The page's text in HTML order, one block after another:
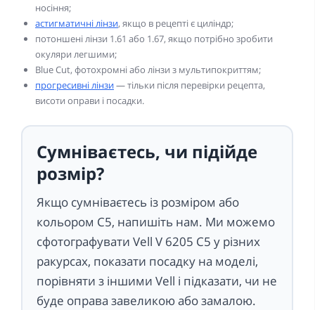
носіння;
астигматичні лінзи, якщо в рецепті є циліндр;
потоншені лінзи 1.61 або 1.67, якщо потрібно зробити
окуляри легшими;
Blue Cut, фотохромні або лінзи з мультипокриттям;
прогресивні лінзи— тільки після перевірки рецепта,
висоти оправи і посадки.
Сумніваєтесь, чи підійде
розмір?
Якщо сумніваєтесь із розміром або
кольором C5, напишіть нам. Ми можемо
сфотографувати Vell V 6205 C5 у різних
ракурсах, показати посадку на моделі,
порівняти з іншими Vell і підказати, чи не
буде оправа завеликою або замалою.